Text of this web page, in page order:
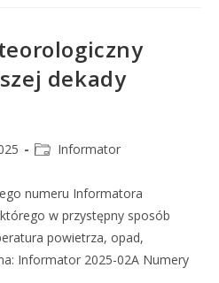
dekady
Informator
numeru Informatora
w przystępny sposób
powietrza, opad,
Informator 2025-02A Numery